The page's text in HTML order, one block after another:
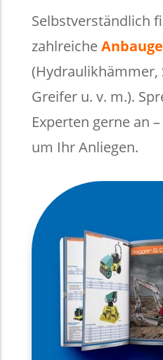
Selbstverständlich
zahlreiche
(Hydraulikhämmer,
Greifer u. v. m.).
Experten gerne an
um Ihr Anliegen.